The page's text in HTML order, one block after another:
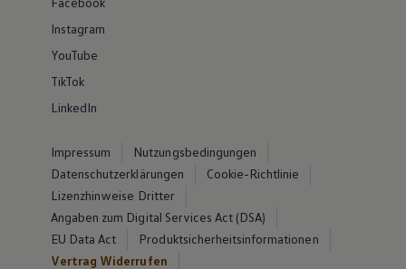
Instagram
YouTube
TikTok
LinkedIn
Impressum
Nutzungsbedingungen
Datenschutzerklärungen
Cookie-Richtlinie
Lizenzhinweise Dritter
Angaben zum Digital Services Act (DSA)
EU Data Act
Produktsicherheitsinformationen
Vertrag Widerrufen